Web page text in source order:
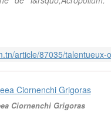
article/87035/talentueux-
Ciornenchi Grigoras